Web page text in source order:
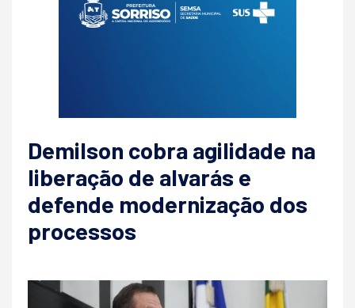
Demilson cobra agilidade na
liberação de alvarás e
defende modernização dos
processos